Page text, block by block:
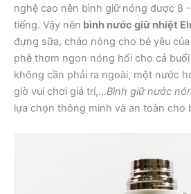
nghệ cao nên bình giữ nóng được 8
tiếng. Vậy nên bình nước giữ nhiệt
đựng sữa, cháo nóng cho bé yêu
phê thơm ngon nóng hổi cho cả
không cần phải ra ngoài, một nước
giờ vui chơi giả trí,…Bình giữ nước
lựa chọn thông minh và an toàn cho